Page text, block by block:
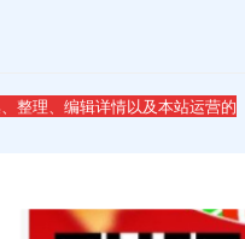
整理、编辑详情以及本站运营的